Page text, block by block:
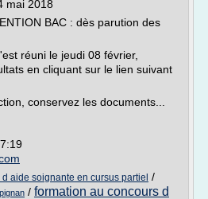
mai 2018
BAC : dès parution des
réuni le jeudi 08 février,
en cliquant sur le lien suivant
conservez les documents...
aide soignante en cursus partiel /
/ formation au concours d